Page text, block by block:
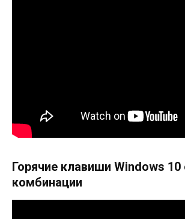
Горячие клавиши Windows
комбинации